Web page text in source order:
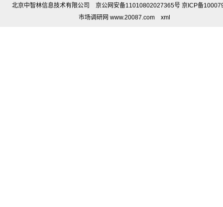
北京中智林信息技术有限公司 京公网安备11010802027365号 京ICP备
市场调研网 www.20087.com
xml